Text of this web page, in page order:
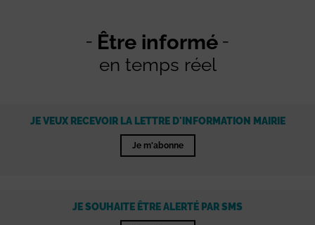
Être informé
en temps réel
JE VEUX RECEVOIR LA LETTRE D'INFORMATION MAIRIE
Je m'abonne
JE SOUHAITE ÊTRE ALERTÉ PAR SMS